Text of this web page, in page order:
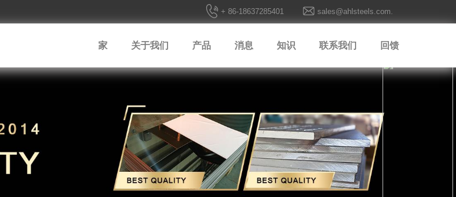
sales@ahlsteels.com.
+ 86-18637285401
家 关于我们 产品 消息 知识 联系我们 回馈